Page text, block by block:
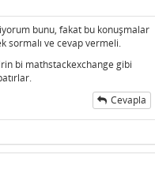
bunu, fakat bu konuşmalar
sormalı ve cevap vermeli.
bi mathstackexchange gibi
Cevapla